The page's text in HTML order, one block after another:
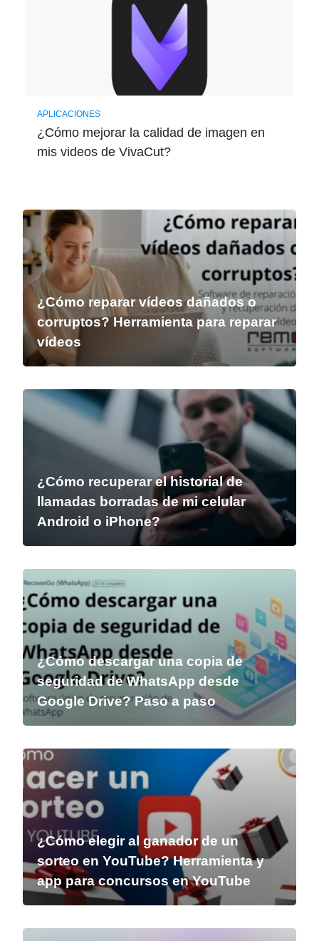
APLICACIONES
¿Cómo mejorar la calidad de imagen en
mis videos de VivaCut?
¿Cómo reparar vídeos dañados o
corruptos? Herramienta para reparar
vídeos
¿Cómo recuperar el historial de
llamadas borradas de mi celular
Android o iPhone?
¿Cómo descargar una copia de
seguridad de WhatsApp desde
Google Drive? Paso a paso
¿Cómo elegir al ganador de un
sorteo en YouTube? Herramienta y
app para concursos en YouTube